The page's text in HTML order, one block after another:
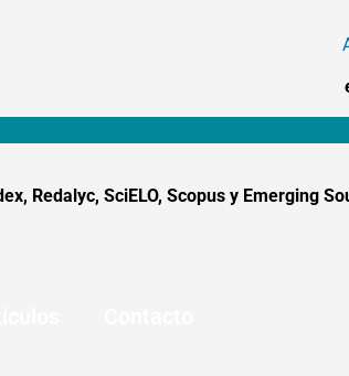
Redalyc, SciELO, Scopus y Emerging